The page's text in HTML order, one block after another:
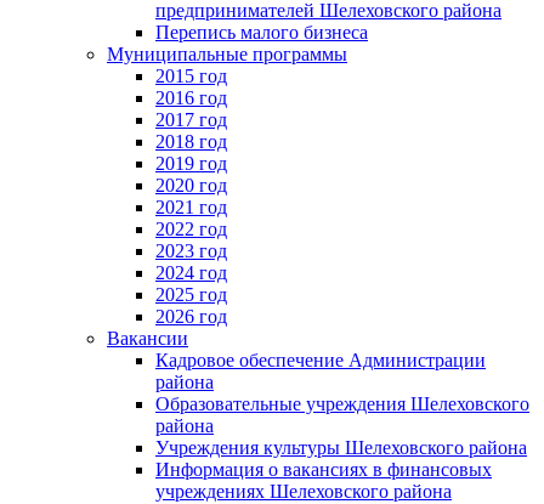
предпринимателей Шелеховского района
Перепись малого бизнеса
Муниципальные программы
2015 год
2016 год
2017 год
2018 год
2019 год
2020 год
2021 год
2022 год
2023 год
2024 год
2025 год
2026 год
Вакансии
Кадровое обеспечение Администрации
района
Образовательные учреждения Шелеховского
района
Учреждения культуры Шелеховского района
Информация о вакансиях в финансовых
учреждениях Шелеховского района